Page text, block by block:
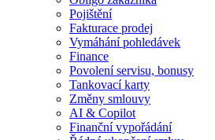
Pojištění
Fakturace prodej
Vymáhání pohledávek
Finance
Povolení servisu, bonusy
Tankovací karty
Změny smlouvy
AI & Copilot
Finanční vypořádání